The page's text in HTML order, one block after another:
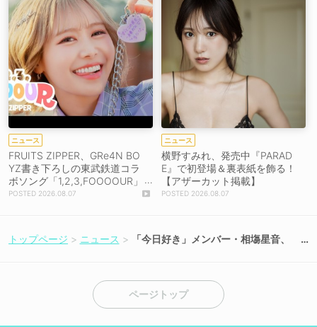
ニュース
FRUITS ZIPPER、GRe4N BO
YZ書き下ろしの東武鉄道コラ
ボソング「1,2,3,FOOOOUR」
をリリース＆MV公開！
2026.08.07
ニュース
横野すみれ、発売中『PARAD
E』で初登場＆裏表紙を飾る！
【アザーカット掲載】
2026.08.07
トップページ ニュース
「今日好き」メンバー・相塲星音、
ページトップ